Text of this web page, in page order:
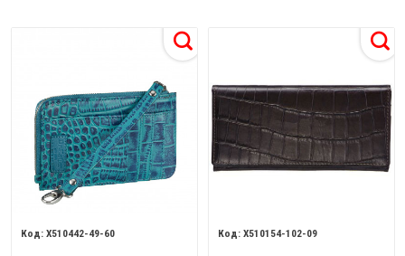
X510442-49-60 X510154-102-09